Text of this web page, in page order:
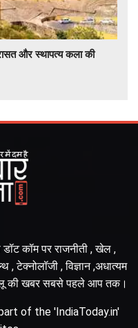
और स्थापत्य कला की
कॉम पर राजनीती , खेल ,
, टेक्नोलॉजी , विज्ञान ,अधात्यम
की खबर सबसे पहले आप तक।
of the 'IndiaToday.in'